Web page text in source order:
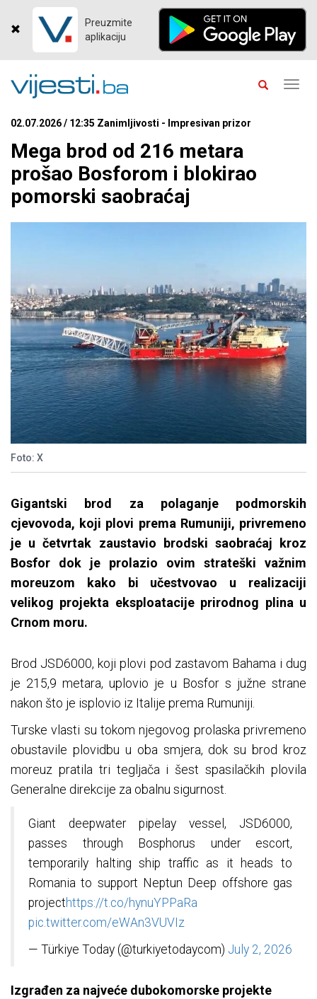
Preuzmite
aplikaciju
02.07.2026 / 12:35 Zanimljivosti - Impresivan prizor
Mega brod od 216 metara
prošao Bosforom i blokirao
pomorski saobraćaj
Foto: X
Gigantski brod za polaganje podmorskih
cjevovoda, koji plovi prema Rumuniji, privremeno
je u četvrtak zaustavio brodski saobraćaj kroz
Bosfor dok je prolazio ovim strateški važnim
moreuzom kako bi učestvovao u realizaciji
velikog projekta eksploatacije prirodnog plina u
Crnom moru.
Brod JSD6000, koji plovi pod zastavom Bahama i dug
je 215,9 metara, uplovio je u Bosfor s južne strane
nakon što je isplovio iz Italije prema Rumuniji.
Turske vlasti su tokom njegovog prolaska privremeno
obustavile plovidbu u oba smjera, dok su brod kroz
moreuz pratila tri tegljača i šest spasilačkih plovila
Generalne direkcije za obalnu sigurnost.
Giant deepwater pipelay vessel, JSD6000,
passes through Bosphorus under escort,
temporarily halting ship traffic as it heads to
Romania to support Neptun Deep offshore gas
projecthttps://t.co/hynuYPPaRa
pic.twitter.com/eWAn3VUVIz
— Türkiye Today (@turkiyetodaycom) July 2, 2026
Izgrađen za najveće dubokomorske projekte